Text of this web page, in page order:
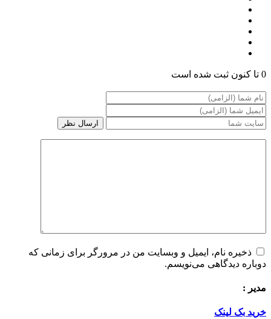
0 تا کنون ثبت شده است
ذخیره نام، ایمیل و وبسایت من در مرورگر برای زمانی که
دوباره دیدگاهی می‌نویسم.
مدیر :
خرید بک لینک